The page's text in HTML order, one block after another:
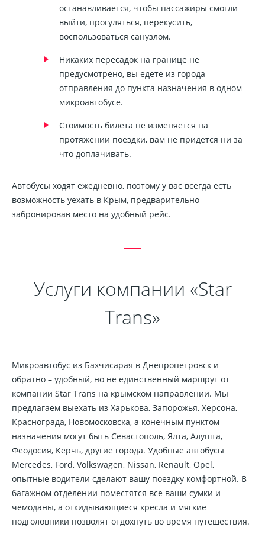
останавливается, чтобы пассажиры смогли
выйти, прогуляться, перекусить,
воспользоваться санузлом.
Никаких пересадок на границе не
предусмотрено, вы едете из города
отправления до пункта назначения в одном
микроавтобусе.
Стоимость билета не изменяется на
протяжении поездки, вам не придется ни за
что доплачивать.
Автобусы ходят ежедневно, поэтому у вас всегда есть
возможность уехать в Крым, предварительно
забронировав место на удобный рейс.
Услуги компании «Star
Trans»
Микроавтобус из Бахчисарая в Днепропетровск и
обратно – удобный, но не единственный маршрут от
компании Star Trans на крымском направлении. Мы
предлагаем выехать из Харькова, Запорожья, Херсона,
Краснограда, Новомосковска, а конечным пунктом
назначения могут быть Севастополь, Ялта, Алушта,
Феодосия, Керчь, другие города. Удобные автобусы
Mercedes, Ford, Volkswagen, Nissan, Renault, Opel,
опытные водители сделают вашу поездку комфортной. В
багажном отделении поместятся все ваши сумки и
чемоданы, а откидывающиеся кресла и мягкие
подголовники позволят отдохнуть во время путешествия.